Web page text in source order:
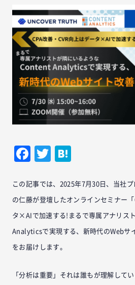
Facebook
Twitter
この記事では、2025年7月30日、当社
の仁藤が登壇したオンラインセミナー
タ×AIで加速する!まるで専属アナリス
Analyticsで実現する、新時代のWebサ
をお届けします。
「分析は重要」それは誰もが理解して